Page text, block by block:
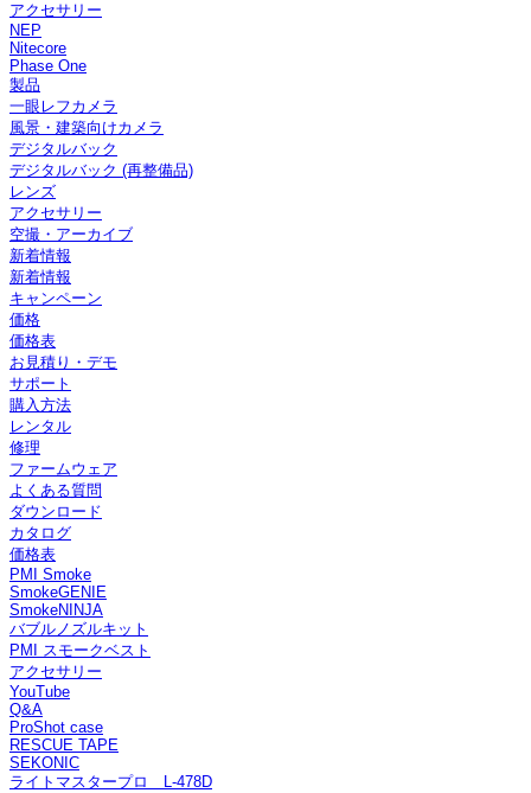
アクセサリー
NEP
Nitecore
Phase One
製品
一眼レフカメラ
風景・建築向けカメラ
デジタルバック
デジタルバック (再整備品)
レンズ
アクセサリー
空撮・アーカイブ
新着情報
新着情報
キャンペーン
価格
価格表
お見積り・デモ
サポート
購入方法
レンタル
修理
ファームウェア
よくある質問
ダウンロード
カタログ
価格表
PMI Smoke
SmokeGENIE
SmokeNINJA
バブルノズルキット
PMI スモークベスト
アクセサリー
YouTube
Q&A
ProShot case
RESCUE TAPE
SEKONIC
ライトマスタープロ L-478D